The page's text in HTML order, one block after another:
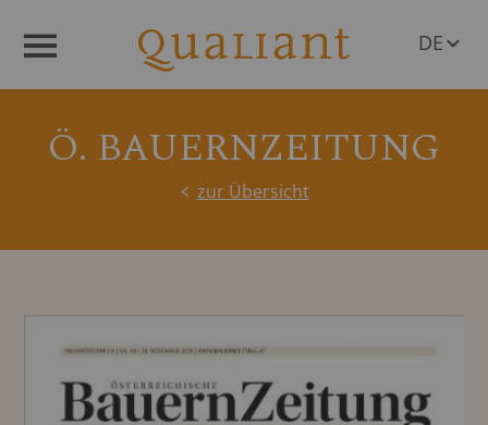
DE
Ö. BAUERNZEITUNG
zur Übersicht